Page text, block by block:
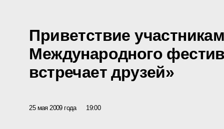
Приветствие
Международного
встречает друзей»
25 мая 2009 года 19:00